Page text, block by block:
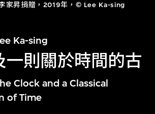
家昇捐贈，2019年，© Lee Ka-sing
Ka-sing
一則關於時間的古
Clock and a Classical
of Time